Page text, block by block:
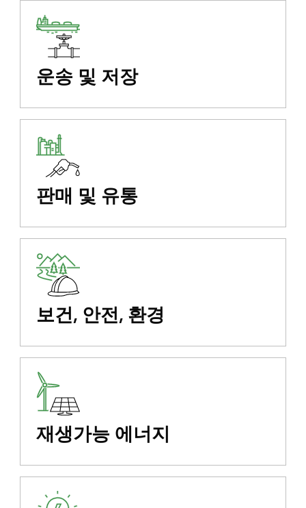
운송 및 저장
판매 및 유통
보건, 안전, 환경
재생가능 에너지